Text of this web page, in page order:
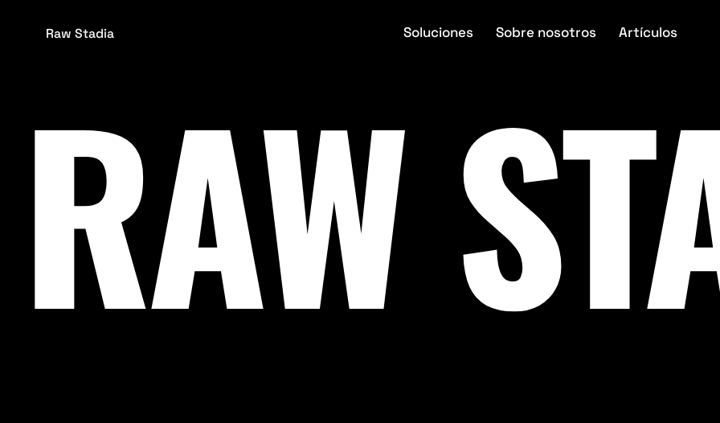
Raw Stadia Soluciones Sobre nosotros Artículos
RAW